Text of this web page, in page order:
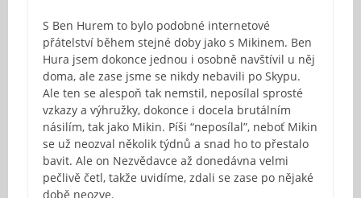
S Ben Hurem to bylo podobné internetové
přátelství během stejné doby jako s Mikinem. Ben
Hura jsem dokonce jednou i osobně navštívil u něj
doma, ale zase jsme se nikdy nebavili po Skypu.
Ale ten se alespoň tak nemstil, neposílal sprosté
vzkazy a výhružky, dokonce i docela brutálním
násilím, tak jako Mikin. Píši “neposílal”, neboť Mikin
se už neozval několik týdnů a snad ho to přestalo
bavit. Ale on Nezvědavce až donedávna velmi
pečlivě četl, takže uvidíme, zdali se zase po nějaké
době neozve.